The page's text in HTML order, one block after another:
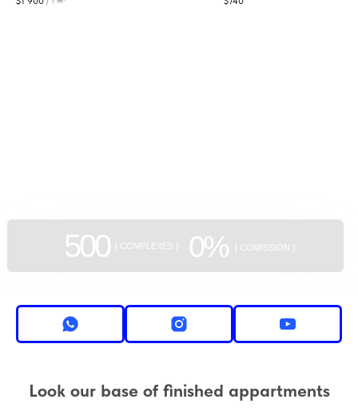
Мысе, предлагающий квартиры с отделкой
где современные технологии
500 0%
[ COMPLEXES ] [ COMISSION ]
Look our base of finished appartments